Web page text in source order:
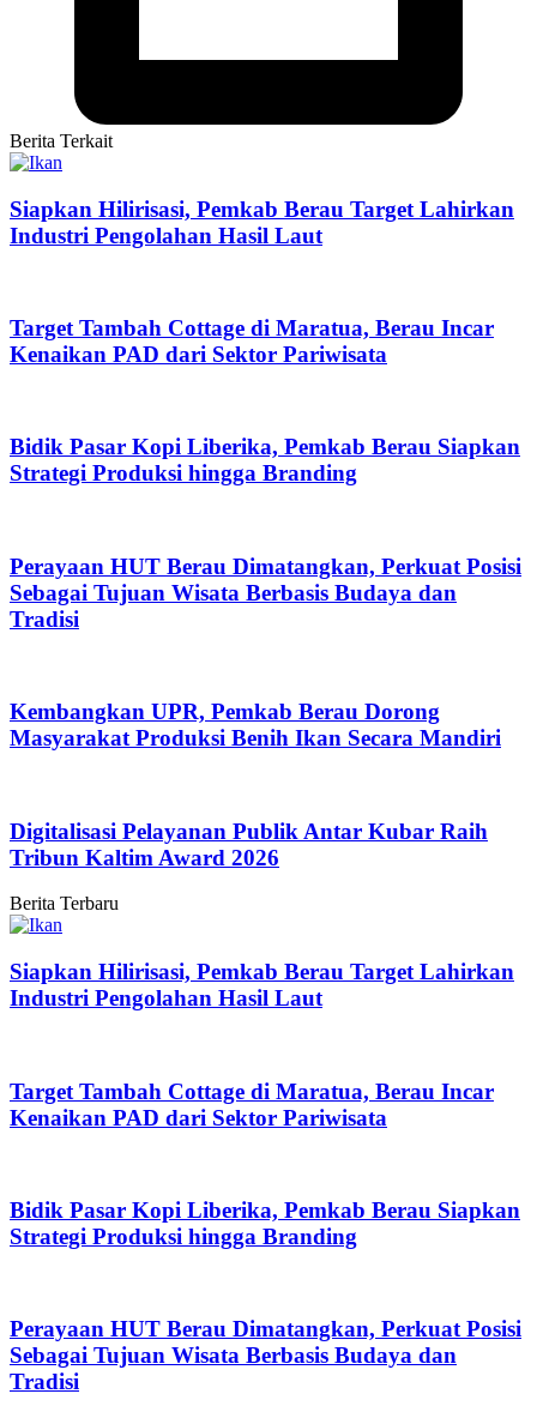
Berita Terkait
Siapkan Hilirisasi, Pemkab Berau Target Lahirkan
Industri Pengolahan Hasil Laut
Target Tambah Cottage di Maratua, Berau Incar
Kenaikan PAD dari Sektor Pariwisata
Bidik Pasar Kopi Liberika, Pemkab Berau Siapkan
Strategi Produksi hingga Branding
Perayaan HUT Berau Dimatangkan, Perkuat Posisi
Sebagai Tujuan Wisata Berbasis Budaya dan
Tradisi
Kembangkan UPR, Pemkab Berau Dorong
Masyarakat Produksi Benih Ikan Secara Mandiri
Digitalisasi Pelayanan Publik Antar Kubar Raih
Tribun Kaltim Award 2026
Berita Terbaru
Siapkan Hilirisasi, Pemkab Berau Target Lahirkan
Industri Pengolahan Hasil Laut
Target Tambah Cottage di Maratua, Berau Incar
Kenaikan PAD dari Sektor Pariwisata
Bidik Pasar Kopi Liberika, Pemkab Berau Siapkan
Strategi Produksi hingga Branding
Perayaan HUT Berau Dimatangkan, Perkuat Posisi
Sebagai Tujuan Wisata Berbasis Budaya dan
Tradisi